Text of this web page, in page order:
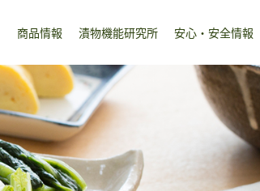
商品情報 漬物機能研究所 安心・安全情報